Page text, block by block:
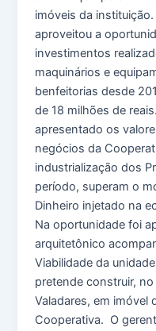
imóveis da
aproveitou a
investimentos
maquinários e
benfeitorias desde
de 18 milhões de
apresentado os
negócios da
industrialização dos
período, superam o
Dinheiro injetado na
Na oportunidade foi
arquitetônico
Viabilidade da
pretende construir,
Valadares, em imóvel
Cooperativa. O